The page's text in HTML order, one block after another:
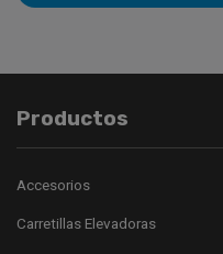
Productos
Accesorios
Carretillas Elevadoras